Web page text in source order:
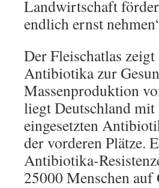
Landwirtschaft
endlich ernst
Der Fleischatlas
Antibiotika zur
Massenproduktion
liegt Deutschland
eingesetzten
der vorderen Plätze.
Antibiotika-
25000 Menschen